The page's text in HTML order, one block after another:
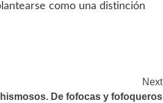
como una distinción
Next
De fofocas y fofoqueros